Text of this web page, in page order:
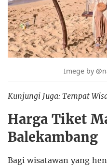
Imege by
Kunjungi Juga: Tempat
Harga Tiket
Balekambang
Bagi wisatawan yang